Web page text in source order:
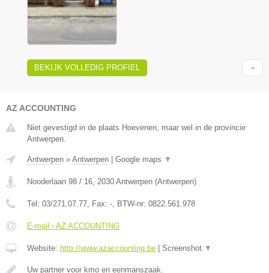
BEKIJK VOLLEDIG PROFIEL
AZ ACCOUNTING
Niet gevestigd in de plaats Hoevenen, maar wel in de provincie
Antwerpen.
Antwerpen » Antwerpen | Google maps ▼
Nooderlaan 98 / 16 2030 Antwerpen (Antwerpen)
Tel: 03/271.07.77 , Fax: - , BTW-nr: 0822.561.978
E-mail › AZ ACCOUNTING
Website: http://www.azaccounting.be | Screenshot ▼
Uw partner voor kmo en eenmanszaak.